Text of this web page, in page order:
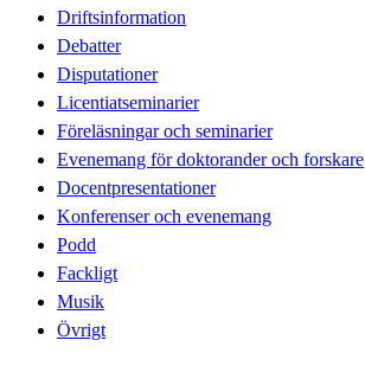
Driftsinformation
Debatter
Disputationer
Licentiatseminarier
Föreläsningar och seminarier
Evenemang för doktorander och forskare
Docentpresentationer
Konferenser och evenemang
Podd
Fackligt
Musik
Övrigt